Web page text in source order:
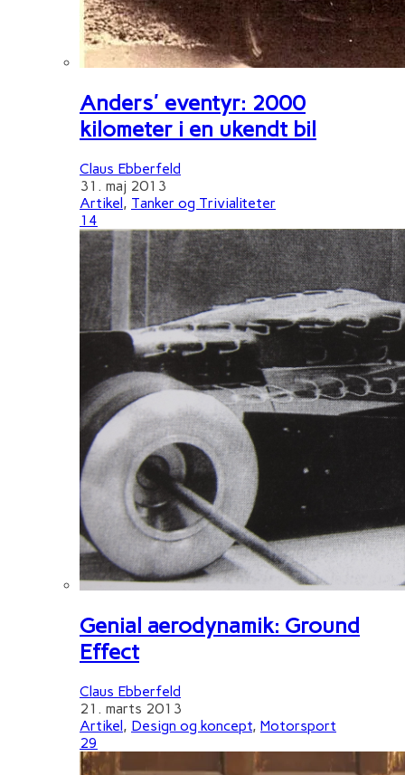
Anders' eventyr: 2000
kilometer i en ukendt bil
Claus Ebberfeld
31. maj 2013
Artikel , Tanker og Trivialiteter
14
Genial aerodynamik: Ground
Effect
Claus Ebberfeld
21. marts 2013
Artikel, Design og koncept, Motorsport
29